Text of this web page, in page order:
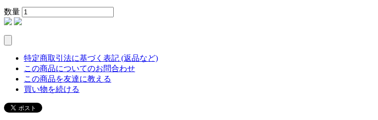
数量
特定商取引法に基づく表記 (返品など)
この商品についてのお問合わせ
この商品を友達に教える
買い物を続ける